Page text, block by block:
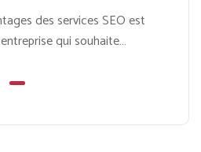
des services SEO est
qui souhaite
de manière constante en
sur Google. Il s’agit de